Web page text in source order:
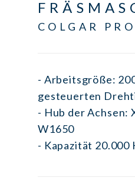
COLGAR
- Arbeitsgröße:
gesteuerten
- Hub der Achsen:
W1650
- Kapazität 20.000